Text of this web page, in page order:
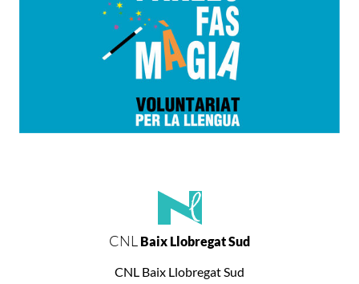
CNL Baix Llobregat Sud
CNL Baix Llobregat Sud